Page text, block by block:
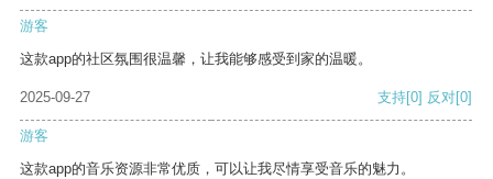
游客
这款app的社区氛围很温馨，让我能够感受到家的温暖。
2025-09-27 支持[0] 反对[0]
游客
这款app的音乐资源非常优质，可以让我尽情享受音乐的魅力。